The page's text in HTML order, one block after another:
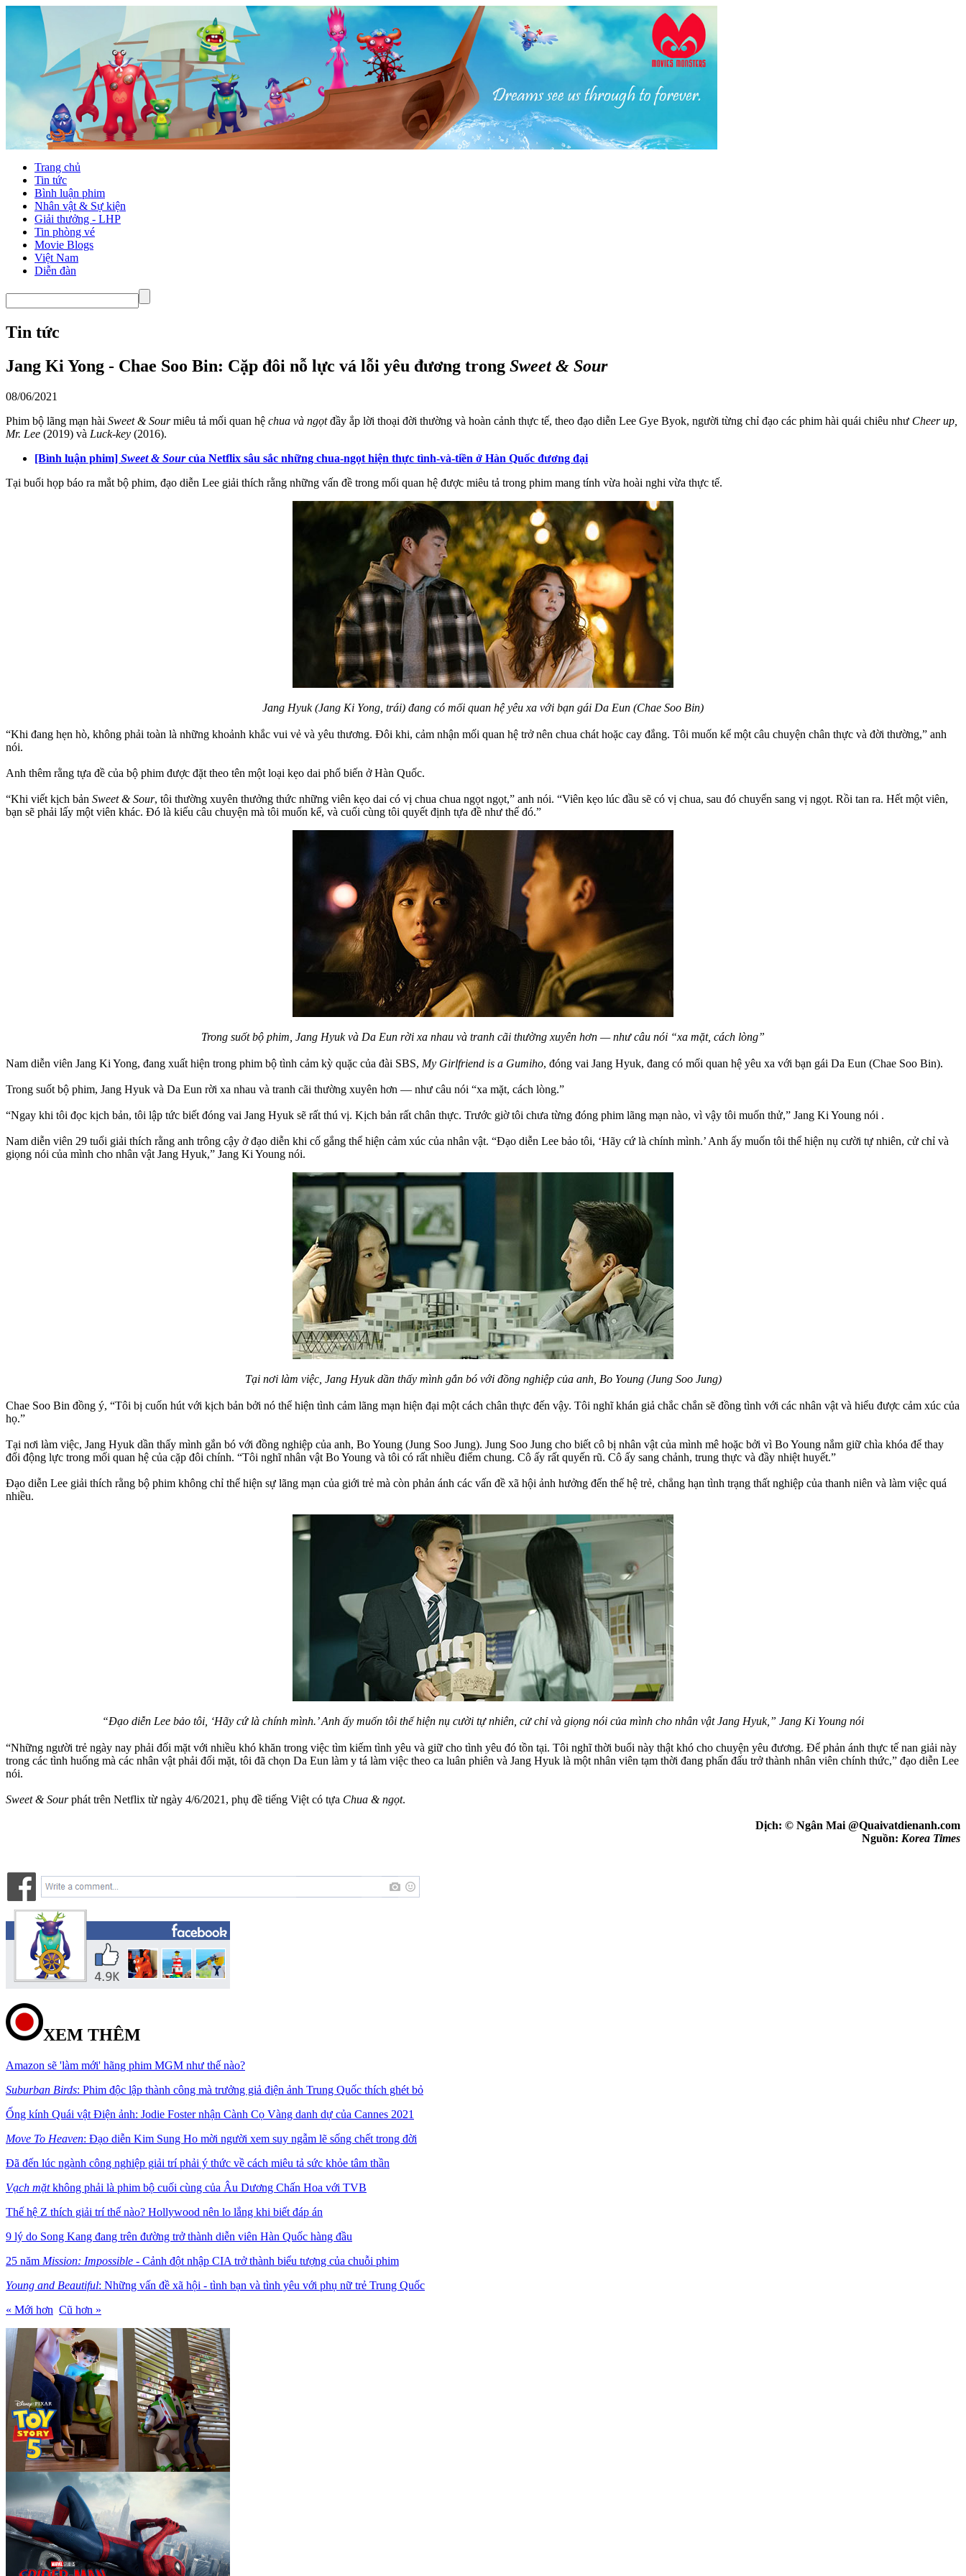
Trang chủ
Tin tức
Bình luận phim
Nhân vật & Sự kiện
Giải thưởng - LHP
Tin phòng vé
Movie Blogs
Việt Nam
Diễn đàn
Tin tức
Jang Ki Yong - Chae Soo Bin: Cặp đôi nỗ lực vá lỗi yêu đương trong Sweet & Sour
08/06/2021
Phim bộ lãng mạn hài Sweet & Sourmiêu tả mối quan hệ chua và ngọtđầy ắp lời thoại đời thường và hoàn cảnh thực tế, theo đạo diễn Lee Gye Byok, người từng chỉ đạo các phim hài quái chiêu như Cheer up,
Mr. Lee (2019) và Luck-key (2016).
[Bình luận phim] Sweet & Sourcủa Netflix sâu sắc những chua-ngọt hiện thực tình-và-tiền ở Hàn Quốc đương đại
Tại buổi họp báo ra mắt bộ phim, đạo diễn Lee giải thích rằng những vấn đề trong mối quan hệ được miêu tả trong phim mang tính vừa hoài nghi vừa thực tế.
Jang Hyuk (Jang Ki Yong, trái) đang có mối quan hệ yêu xa với bạn gái Da Eun (Chae Soo Bin)
“Khi đang hẹn hò, không phải toàn là những khoảnh khắc vui vẻ và yêu thương. Đôi khi, cảm nhận mối quan hệ trở nên chua chát hoặc cay đắng. Tôi muốn kể một câu chuyện chân thực và đời thường,” anh
nói.
Anh thêm rằng tựa đề của bộ phim được đặt theo tên một loại kẹo dai phổ biến ở Hàn Quốc.
“Khi viết kịch bản Sweet & Sour, tôi thường xuyên thưởng thức những viên kẹo dai có vị chua chua ngọt ngọt,” anh nói. “Viên kẹo lúc đầu sẽ có vị chua, sau đó chuyển sang vị ngọt. Rồi tan ra. Hết một viên,
bạn sẽ phải lấy một viên khác. Đó là kiểu câu chuyện mà tôi muốn kể, và cuối cùng tôi quyết định tựa đề như thế đó.”
Trong suốt bộ phim, Jang Hyuk và Da Eun rời xa nhau và tranh cãi thường xuyên hơn — như câu nói “xa mặt, cách lòng”
Nam diễn viên Jang Ki Yong, đang xuất hiện trong phim bộ tình cảm kỳ quặc của đài SBS, My Girlfriend is a Gumiho, đóng vai Jang Hyuk, đang có mối quan hệ yêu xa với bạn gái Da Eun (Chae Soo Bin).
Trong suốt bộ phim, Jang Hyuk và Da Eun rời xa nhau và tranh cãi thường xuyên hơn — như câu nói “xa mặt, cách lòng.”
“Ngay khi tôi đọc kịch bản, tôi lập tức biết đóng vai Jang Hyuk sẽ rất thú vị. Kịch bản rất chân thực. Trước giờ tôi chưa từng đóng phim lãng mạn nào, vì vậy tôi muốn thử,” Jang Ki Young nói .
Nam diễn viên 29 tuổi giải thích rằng anh trông cậy ở đạo diễn khi cố gắng thể hiện cảm xúc của nhân vật. “Đạo diễn Lee bảo tôi, ‘Hãy cứ là chính mình.’ Anh ấy muốn tôi thể hiện nụ cười tự nhiên, cử chỉ và
giọng nói của mình cho nhân vật Jang Hyuk,” Jang Ki Young nói.
Tại nơi làm việc, Jang Hyuk dần thấy mình gắn bó với đồng nghiệp của anh, Bo Young (Jung Soo Jung)
Chae Soo Bin đồng ý, “Tôi bị cuốn hút với kịch bản bởi nó thể hiện tình cảm lãng mạn hiện đại một cách chân thực đến vậy. Tôi nghĩ khán giả chắc chắn sẽ đồng tình với các nhân vật và hiểu được cảm xúc của
họ.”
Tại nơi làm việc, Jang Hyuk dần thấy mình gắn bó với đồng nghiệp của anh, Bo Young (Jung Soo Jung). Jung Soo Jung cho biết cô bị nhân vật của mình mê hoặc bởi vì Bo Young nắm giữ chìa khóa để thay
đổi động lực trong mối quan hệ của cặp đôi chính. “Tôi nghĩ nhân vật Bo Young và tôi có rất nhiều điểm chung. Cô ấy rất quyến rũ. Cô ấy sang chảnh, trung thực và đầy nhiệt huyết.”
Đạo diễn Lee giải thích rằng bộ phim không chỉ thể hiện sự lãng mạn của giới trẻ mà còn phản ánh các vấn đề xã hội ảnh hưởng đến thế hệ trẻ, chẳng hạn tình trạng thất nghiệp của thanh niên và làm việc quá
nhiều.
“Đạo diễn Lee bảo tôi, ‘Hãy cứ là chính mình.’ Anh ấy muốn tôi thể hiện nụ cười tự nhiên, cử chỉ và giọng nói của mình cho nhân vật Jang Hyuk,” Jang Ki Young nói
“Những người trẻ ngày nay phải đối mặt với nhiều khó khăn trong việc tìm kiếm tình yêu và giữ cho tình yêu đó tồn tại. Tôi nghĩ thời buổi này thật khó cho chuyện yêu đương. Để phản ánh thực tế nan giải này
trong các tình huống mà các nhân vật phải đối mặt, tôi đã chọn Da Eun làm y tá làm việc theo ca luân phiên và Jang Hyuk là một nhân viên tạm thời đang phấn đấu trở thành nhân viên chính thức,” đạo diễn Lee
nói.
Sweet & Sourphát trên Netflix từ ngày 4/6/2021, phụ đề tiếng Việt có tựa Chua & ngọt.
Dịch: © Ngân Mai @Quaivatdienanh.com
Nguồn: Korea Times
XEM THÊM
Amazon sẽ 'làm mới' hãng phim MGM như thế nào?
Suburban Birds: Phim độc lập thành công mà trưởng giả điện ảnh Trung Quốc thích ghét bỏ
Ống kính Quái vật Điện ảnh: Jodie Foster nhận Cành Cọ Vàng danh dự của Cannes 2021
Move To Heaven: Đạo diễn Kim Sung Ho mời người xem suy ngẫm lẽ sống chết trong đời
Đã đến lúc ngành công nghiệp giải trí phải ý thức về cách miêu tả sức khỏe tâm thần
Vạch mặtkhông phải là phim bộ cuối cùng của Âu Dương Chấn Hoa với TVB
Thế hệ Z thích giải trí thế nào? Hollywood nên lo lắng khi biết đáp án
9 lý do Song Kang đang trên đường trở thành diễn viên Hàn Quốc hàng đầu
25 năm Mission: Impossible - Cảnh đột nhập CIA trở thành biểu tượng của chuỗi phim
Young and Beautiful: Những vấn đề xã hội - tình bạn và tình yêu với phụ nữ trẻ Trung Quốc
« Mới hơn Cũ hơn »